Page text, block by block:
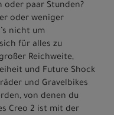
oder paar Stunden?
oder weniger
nicht um
für alles zu
Reichweite,
und Future Shock
und Gravelbikes
von denen du
Creo 2 ist mit der